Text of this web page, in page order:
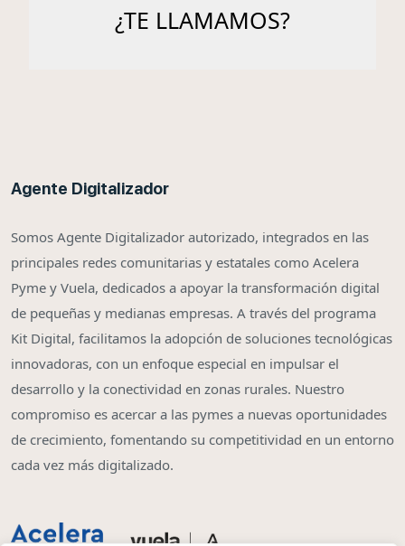
Agente Digitalizador
Somos Agente Digitalizador autorizado, integrados en las
principales redes comunitarias y estatales como Acelera
Pyme y Vuela, dedicados a apoyar la transformación digital
de pequeñas y medianas empresas. A través del programa
Kit Digital, facilitamos la adopción de soluciones tecnológicas
innovadoras, con un enfoque especial en impulsar el
desarrollo y la conectividad en zonas rurales. Nuestro
compromiso es acercar a las pymes a nuevas oportunidades
de crecimiento, fomentando su competitividad en un entorno
cada vez más digitalizado.